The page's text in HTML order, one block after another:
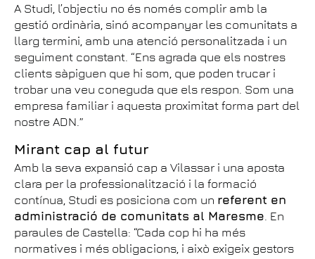
A Studi, l’objectiu no és només complir amb la
gestió ordinària, sinó acompanyar les comunitats a
llarg termini, amb una atenció personalitzada i un
seguiment constant. “Ens agrada que els nostres
clients sàpiguen que hi som, que poden trucar i
trobar una veu coneguda que els respon. Som una
empresa familiar i aquesta proximitat forma part del
nostre ADN.”
Mirant cap al futur
Amb la seva expansió cap a Vilassar i una aposta
clara per la professionalització i la formació
contínua, Studi es posiciona com un referent en
administració de comunitats al Maresme . En
paraules de Castella: “Cada cop hi ha més
normatives i més obligacions, i això exigeix gestors